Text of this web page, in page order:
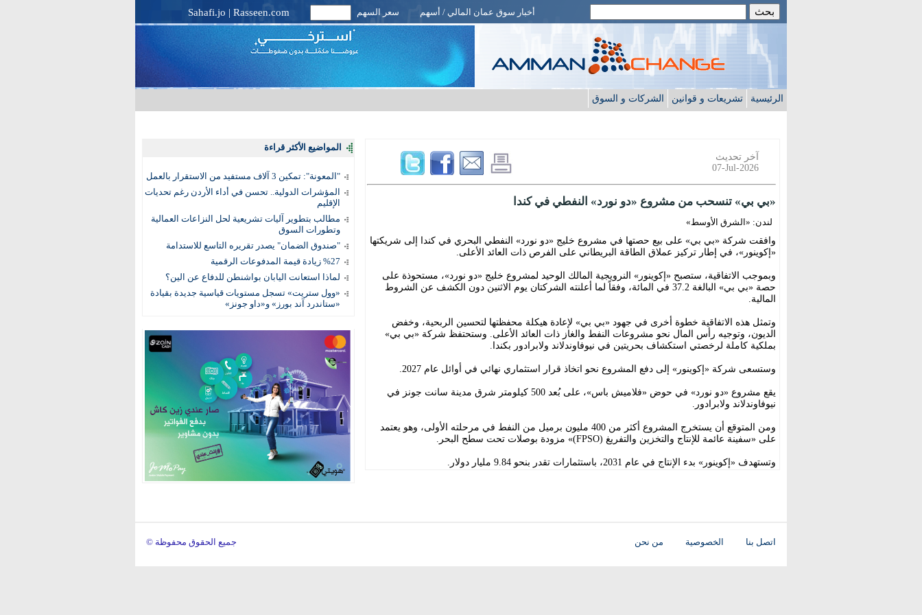
أخبار سوق عمان المالي / أسهم سعر السهم Sahafi.jo | Rasseen.com
الرئيسية تشريعات و قوانين الشركات و السوق
المواضيع الأكثر قراءة
"المعونة": تمكين 3 آلاف مستفيد من الاستقرار بالعمل
المؤشرات الدولية.. تحسن في أداء الأردن رغم تحديات
الإقليم
مطالب بتطوير آليات تشريعية لحل النزاعات العمالية
وتطورات السوق
"صندوق الضمان" يصدر تقريره التاسع للاستدامة
%27 زيادة قيمة المدفوعات الرقمية
لماذا استعانت اليابان بواشنطن للدفاع عن الين؟
«وول ستريت» تسجل مستويات قياسية جديدة بقيادة
«ستاندرد آند بورز» و«داو جونز»
آخر تحديث
07-Jul-2026
«بي بي» تنسحب من مشروع «دو نورد» النفطي في كندا
لندن: «الشرق الأوسط»
وافقت شركة «بي بي» على بيع حصتها في مشروع خليج «دو نورد» النفطي البحري في كندا إلى شريكتها
«إكوينور»، في إطار تركيز عملاق الطاقة البريطاني على الفرص ذات العائد الأعلى.
وبموجب الاتفاقية، ستصبح «إكوينور» النرويجية المالك الوحيد لمشروع خليج «دو نورد»، مستحوذة على
حصة «بي بي» البالغة 37.2 في المائة، وفقاً لما أعلنته الشركتان يوم الاثنين دون الكشف عن الشروط
المالية.
وتمثل هذه الاتفاقية خطوة أخرى في جهود «بي بي» لإعادة هيكلة محفظتها لتحسين الربحية، وخفض
الديون، وتوجيه رأس المال نحو مشروعات النفط والغاز ذات العائد الأعلى. وستحتفظ شركة «بي بي»
بملكية كاملة لرخصتي استكشاف بحريتين في نيوفاوندلاند ولابرادور بكندا.
وستسعى شركة «إكوينور» إلى دفع المشروع نحو اتخاذ قرار استثماري نهائي في أوائل عام 2027.
يقع مشروع «دو نورد» في حوض «فلاميش باس»، على بُعد 500 كيلومتر شرق مدينة سانت جونز في
نيوفاوندلاند ولابرادور.
ومن المتوقع أن يستخرج المشروع أكثر من 400 مليون برميل من النفط في مرحلته الأولى، وهو يعتمد
على «سفينة عائمة للإنتاج والتخزين والتفريغ (FPSO)» مزودة بوصلات تحت سطح البحر.
وتستهدف «إكوينور» بدء الإنتاج في عام 2031، باستثمارات تقدر بنحو 9.84 مليار دولار.
اتصل بنا الخصوصية من نحن © جميع الحقوق محفوظة